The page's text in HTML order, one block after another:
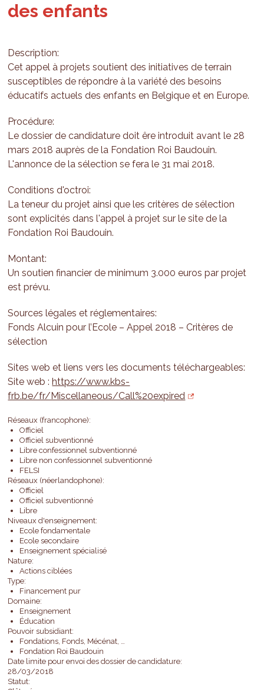
des enfants
Description:
Cet appel à projets soutient des initiatives de terrain
susceptibles de répondre à la variété des besoins
éducatifs actuels des enfants en Belgique et en Europe.
Procédure:
Le dossier de candidature doit êre introduit avant le 28
mars 2018 auprès de la Fondation Roi Baudouin.
L'annonce de la sélection se fera le 31 mai 2018.
Conditions d'octroi:
La teneur du projet ainsi que les critères de sélection
sont explicités dans l'appel à projet sur le site de la
Fondation Roi Baudouin.
Montant:
Un soutien financier de minimum 3.000 euros par projet
est prévu.
Sources légales et réglementaires:
Fonds Alcuin pour l’Ecole – Appel 2018 – Critères de
sélection
Sites web et liens vers les documents téléchargeables:
Site web : https://www.kbs-
frb.be/fr/Miscellaneous/Call%20expired
Réseaux (francophone):
Officiel
Officiel subventionné
Libre confessionnel subventionné
Libre non confessionnel subventionné
FELSI
Réseaux (néerlandophone):
Officiel
Officiel subventionné
Libre
Niveaux d'enseignement:
Ecole fondamentale
Ecole secondaire
Enseignement spécialisé
Nature:
Actions ciblées
Type:
Financement pur
Domaine:
Enseignement
Éducation
Pouvoir subsidiant:
Fondations, Fonds, Mécénat, …
Fondation Roi Baudouin
Date limite pour envoi des dossier de candidature:
28/03/2018
Statut: